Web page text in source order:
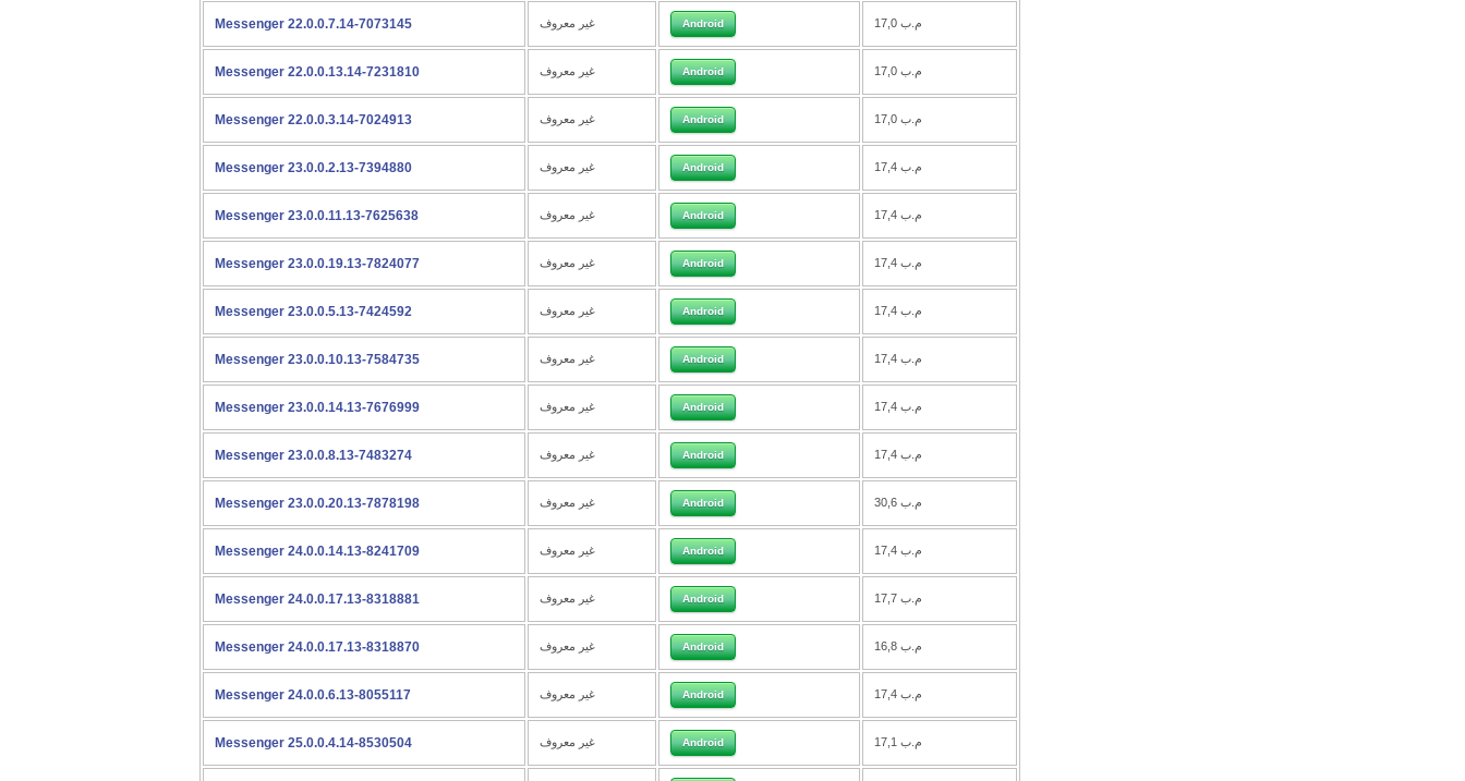
Messenger 22.0.0.7.14-7073145 غير معروف Android 17,0 م.ب
Messenger 22.0.0.13.14-7231810 غير معروف Android 17,0 م.ب
Messenger 22.0.0.3.14-7024913 غير معروف Android 17,0 م.ب
Messenger 23.0.0.2.13-7394880 غير معروف Android 17,4 م.ب
Messenger 23.0.0.11.13-7625638 غير معروف Android 17,4 م.ب
Messenger 23.0.0.19.13-7824077 غير معروف Android 17,4 م.ب
Messenger 23.0.0.5.13-7424592 غير معروف Android 17,4 م.ب
Messenger 23.0.0.10.13-7584735 غير معروف Android 17,4 م.ب
Messenger 23.0.0.14.13-7676999 غير معروف Android 17,4 م.ب
Messenger 23.0.0.8.13-7483274 غير معروف Android 17,4 م.ب
Messenger 23.0.0.20.13-7878198 غير معروف Android 30,6 م.ب
Messenger 24.0.0.14.13-8241709 غير معروف Android 17,4 م.ب
Messenger 24.0.0.17.13-8318881 غير معروف Android 17,7 م.ب
Messenger 24.0.0.17.13-8318870 غير معروف Android 16,8 م.ب
Messenger 24.0.0.6.13-8055117 غير معروف Android 17,4 م.ب
Messenger 25.0.0.4.14-8530504 غير معروف Android 17,1 م.ب